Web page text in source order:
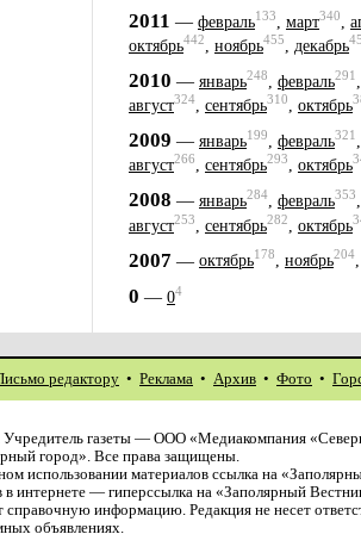
2011 — февраль133 март340
октябрь442, ноябрь455, декабрь
2010 — январь248 февраль291
август324, сентябрь310, октябрь
2009 — январь199 февраль321
август266, сентябрь293, октябрь
2008 — январь284 февраль353
август253 сентябрь282 октябрь
2007 — октябрь178, ноябрь204
0 — 04
редактору • Реклама • Архив • Фото •
Учредитель газеты — ООО «Медиакомпания
город». Все права защищены.
использовании материалов ссылка на
интернете — гиперссылка на «Заполярный
справочную информацию. Редакция не несет
объявлениях.